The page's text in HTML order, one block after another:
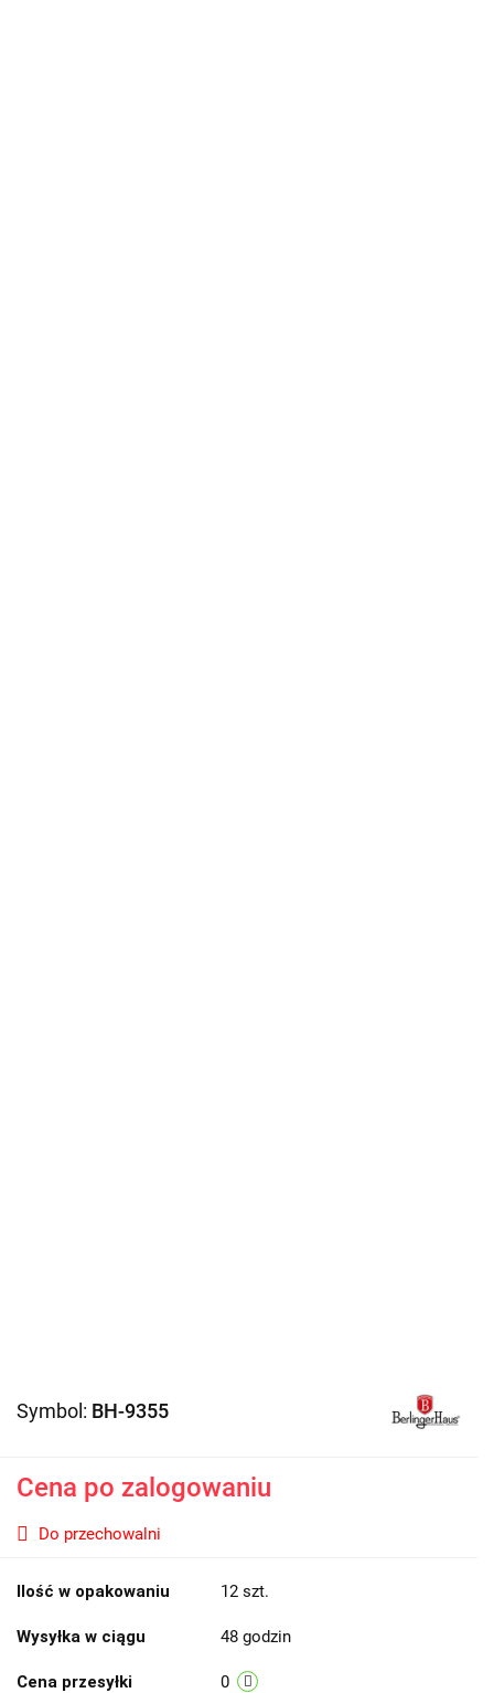
Symbol: BH-9355
Cena po zalogowaniu
Do przechowalni
Ilość w opakowaniu 12 szt.
Wysyłka w ciągu 48 godzin
Cena przesyłki 0